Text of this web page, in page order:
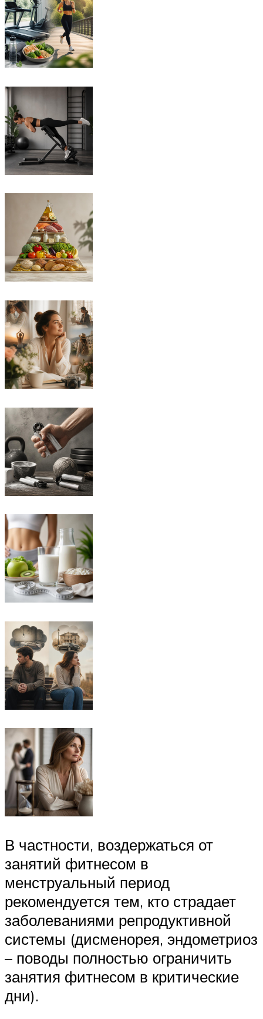
В частности, воздержаться от
занятий фитнесом в
менструальный период
рекомендуется тем, кто страдает
заболеваниями репродуктивной
системы (дисменорея, эндометриоз
– поводы полностью ограничить
занятия фитнесом в критические
дни).